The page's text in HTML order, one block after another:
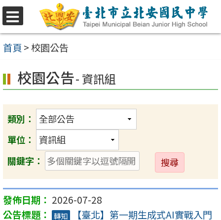
選
單
跳
至
主
內
容
區
首頁 >校園公告
校園公告- 資訊組
類別：
單位：
關鍵字：
送
出
2026-07-28
轉知
【臺北】第一期生成式AI實戰入門